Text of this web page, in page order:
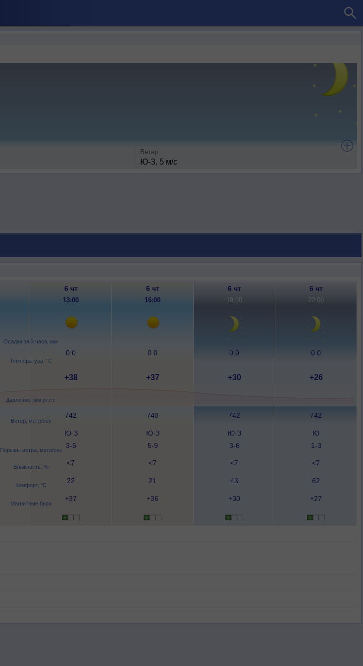
Ветер
Ю-З, 5 м/с
Осадки за 3 часа, мм
Температура, °C
Давление, мм рт.ст.
Ветер, метр/сек
Порывы ветра, метр/сек
Влажность, %
Комфорт, °C
Магнитные бури
6 чт 6 чт 6 чт 6 чт
13:00 16:00 19:00 22:00
0.0 0.0 0.0 0.0
+38 +37 +30 +26
742 740 742 742
Ю-З
3-6
Ю-З
5-9
Ю-З
3-6
Ю
1-3
<7 <7 <7 <7
22 21 43 62
+37 +36 +30 +27